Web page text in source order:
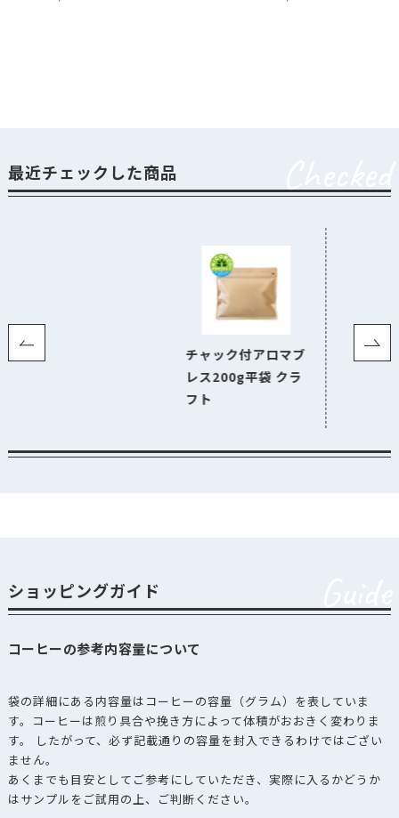
最近チェックした商品
チャック付アロマブ
レス200g平袋 クラ
フト
ショッピングガイド
コーヒーの参考内容量について
袋の詳細にある内容量はコーヒーの容量（グラム）を表していま
す。コーヒーは煎り具合や挽き方によって体積がおおきく変わりま
す。 したがって、必ず記載通りの容量を封入できるわけではござい
ません。
あくまでも目安としてご参考にしていただき、実際に入るかどうか
はサンプルをご試用の上、ご判断ください。